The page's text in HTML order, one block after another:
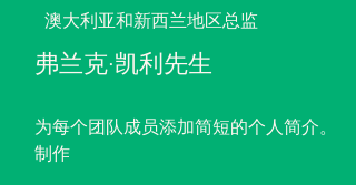
澳大利亚和新西兰地区总监
弗兰克·凯利先生
为每个团队成员添加简短的个人简介。
制作